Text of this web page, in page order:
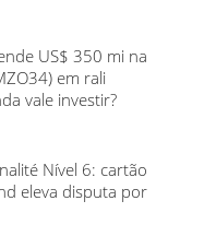
US$ 350 mi na
em rali
vale investir?
Nível 6: cartão
eleva disputa por